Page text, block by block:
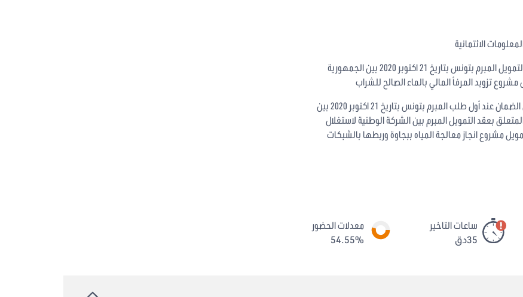
الائتمانية
يتعلق بالموافقة على عقد التمويل المبرم بتونس بتاريخ 21 اكتوبر 2020 بين الجمهورية
تزويد المرفأ المالي بالماء الصالح للشراب
يتعلق بالموافقة على اتفاق الضمان عند أول طلب المبرم بتونس بتاريخ 21 اكتوبر 2020 بين
بعقد التمويل المبرم بين الشركة الوطنية لاستغلال
مشروع انجاز معالجة المياه ببجاوة وربطها بالشبكات
ساعات التاخير
35دق
معدلات الحضور
54.55%